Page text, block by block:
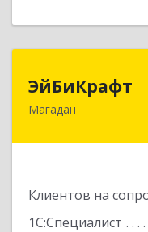
ЭйБиКрафт
Магадан
Клиентов на
1С:Специалист
685000,